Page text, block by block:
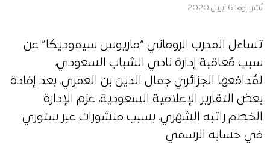
نُشر يوم: 6 أبريل 2020
تساءل المدرب الروماني “ماريوس سيموديكا” عن
سبب مُعاقبة إدارة نادي الشباب السعودي،
لمُدافعها الجزائري جمال الدين بن العمري، بعد إفادة
بعض التقارير الإعلامية السعودية، عزم الإدارة
الخصم راتبه الشهري، بسبب منشورات عبر ستوري
في حسابه الرسمي.